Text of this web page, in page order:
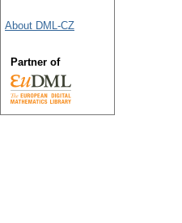
About DML-CZ
Partner of